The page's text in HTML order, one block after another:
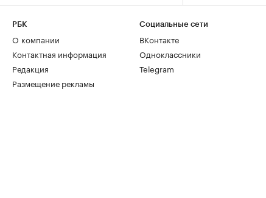
РБК
О компании
Контактная информация
Редакция
Размещение рекламы
Социальные сети
ВКонтакте
Одноклассники
Telegram